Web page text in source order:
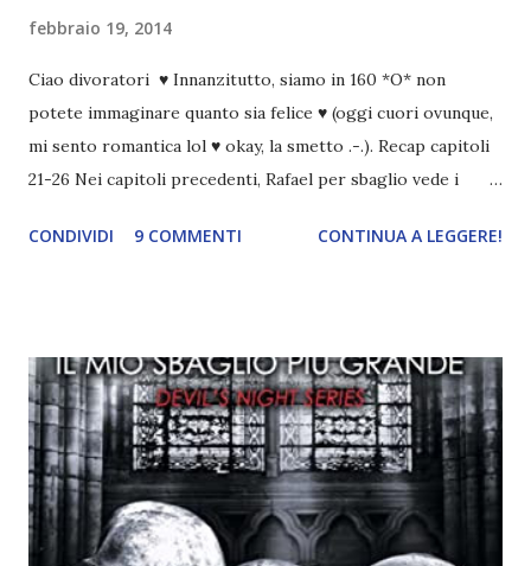
febbraio 19, 2014
Ciao divoratori ♥ Innanzitutto, siamo in 160 *O* non
potete immaginare quanto sia felice ♥ (oggi cuori ovunque,
mi sento romantica lol ♥ okay, la smetto .-.). Recap capitoli
21-26 Nei capitoli precedenti, Rafael per sbaglio vede i
incontrano e Hesediel mostra loro come combattere i puri.
angelo puro, Elemiah. Ma, a differenza di cosa pensano,
l'angelo non ha intenzione di fare una strage, piuttosto è lì
per avvertili che Mikael non è più "l'angelo puro" che
credono e che potrebbe aver ucciso altri mezzi angeli, tipo
Rafael. A quelle parole, Haniel seguito da altri ibridi, si reca
nell'appartamento, senza risultati. Infine cercano nella
CONDIVIDI 9 COMMENTI CONTINUA A LEGGERE!